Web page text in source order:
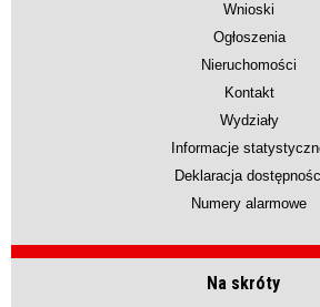
Wnioski
Ogłoszenia
Nieruchomości
Kontakt
Wydziały
Informacje
Deklaracja
Numery alarmowe
Na skróty